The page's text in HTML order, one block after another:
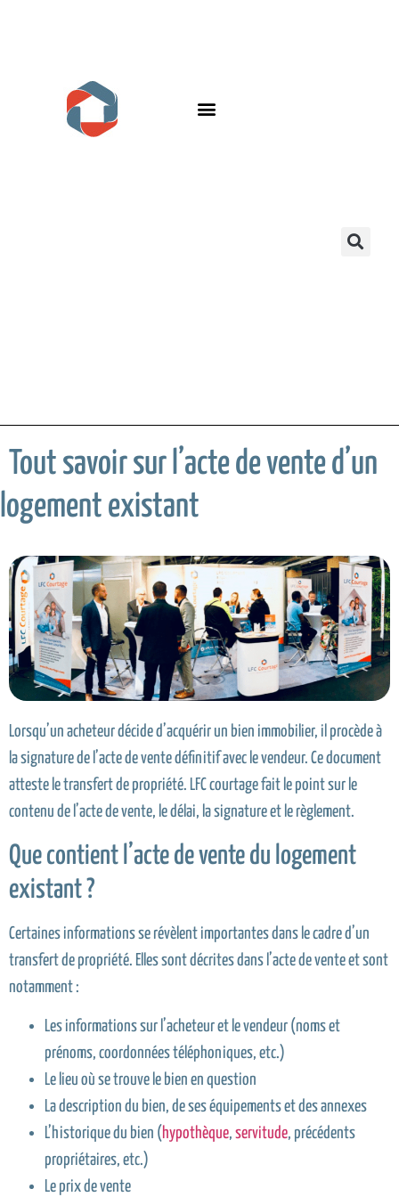
Tout savoir sur l’acte de vente d’un
logement existant
Lorsqu’un acheteur décide d’acquérir un bien immobilier, il procède à
la signature de l’acte de vente définitif avec le vendeur. Ce document
atteste le transfert de propriété. LFC courtage fait le point sur le
contenu de l’acte de vente, le délai, la signature et le règlement.
Que contient l’acte de vente du logement
existant ?
Certaines informations se révèlent importantes dans le cadre d’un
transfert de propriété. Elles sont décrites dans l’acte de vente et sont
notamment :
Les informations sur l’acheteur et le vendeur (noms et
prénoms, coordonnées téléphoniques, etc.)
Le lieu où se trouve le bien en question
La description du bien, de ses équipements et des annexes
L’historique du bien ( hypothèque, servitude, précédents
propriétaires, etc.)
Le prix de vente